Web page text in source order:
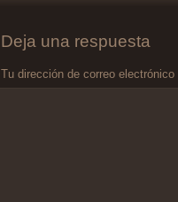
Deja una respuesta
Tu dirección de correo